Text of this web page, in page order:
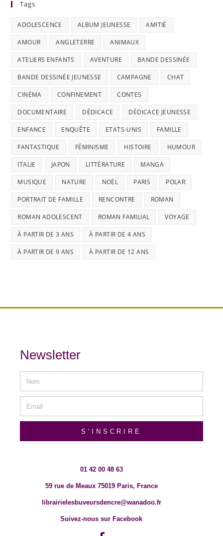
Tags
ADOLESCENCE ALBUM JEUNESSE AMITIÉ
AMOUR ANGLETERRE ANIMAUX
ATELIERS ENFANTS AVENTURE BANDE DESSINÉE
BANDE DESSINÉE JEUNESSE CAMPAGNE CHAT
CINÉMA CONFINEMENT CONTES
DOCUMENTAIRE DÉDICACE DÉDICACE JEUNESSE
ENFANCE ENQUÊTE ETATS-UNIS FAMILLE
FANTASTIQUE FÉMINISME HISTOIRE HUMOUR
ITALIE JAPON LITTÉRATURE MANGA
MUSIQUE NATURE NOËL PARIS POLAR
PORTRAIT DE FAMILLE RENCONTRE ROMAN
ROMAN ADOLESCENT ROMAN FAMILIAL VOYAGE
À PARTIR DE 3 ANS À PARTIR DE 4 ANS
À PARTIR DE 9 ANS À PARTIR DE 12 ANS
Newsletter
S'INSCRIRE
01 42 00 48 63
59 rue de Meaux 75019 Paris, France
librairielesbuveursdencre@wanadoo.fr
Suivez-nous sur Facebook